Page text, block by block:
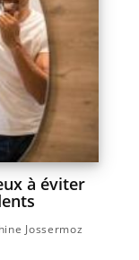
à éviter
Jossermoz